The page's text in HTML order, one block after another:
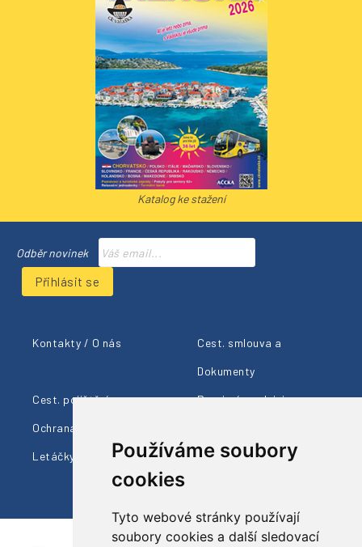
Používáme soubory
cookies
Tyto webové stránky používají
soubory cookies a další sledovací
Katalog ke stažení
Odběr novinek
Přihlásit se
Kontakty / O nás Cest. smlouva a
Dokumenty
Cest. pojištění Provizní prodejci
Ochrana údajů
Letáčky ke stažení